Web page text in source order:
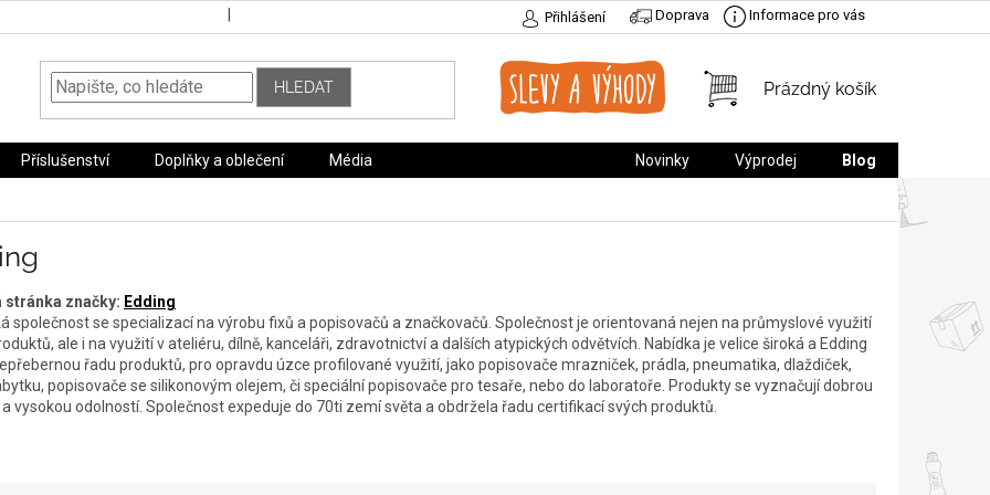
Přihlášení Doprava Informace pro vás
HLEDAT
NÁKUPNÍ
Prázdný košík
Příslušenství Doplňky a oblečení Média Novinky Výprodej Blog
stránka značky: Edding
společnost se specializací na výrobu fixů a popisovačů a značkovačů. Společnost je orientovaná nejen na průmyslové využití
ale i na využití v ateliéru, dílně, kanceláři, zdravotnictví a dalších atypických odvětvích. Nabídka je velice široká a Edding
řadu produktů, pro opravdu úzce profilované využití, jako popisovače mrazniček, prádla, pneumatika, dlaždiček,
popisovače se silikonovým olejem, či speciální popisovače pro tesaře, nebo do laboratoře. Produkty se vyznačují dobrou
vysokou odolností. Společnost expeduje do 70ti zemí světa a obdržela řadu certifikací svých produktů.